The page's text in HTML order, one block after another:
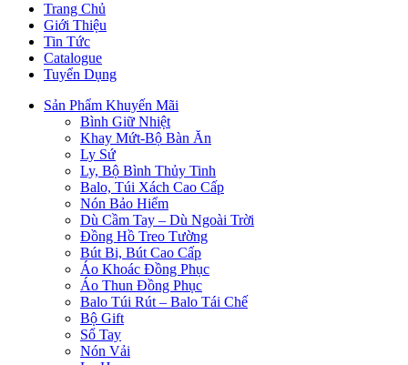
Trang Chủ
Giới Thiệu
Tin Tức
Catalogue
Tuyển Dụng
Sản Phẩm Khuyến Mãi
Bình Giữ Nhiệt
Khay Mứt-Bộ Bàn Ăn
Ly Sứ
Ly, Bộ Bình Thủy Tinh
Balo, Túi Xách Cao Cấp
Nón Bảo Hiểm
Dù Cầm Tay – Dù Ngoài Trời
Đồng Hồ Treo Tường
Bút Bi, Bút Cao Cấp
Áo Khoác Đồng Phục
Áo Thun Đồng Phục
Balo Túi Rút – Balo Tái Chế
Bộ Gift
Sổ Tay
Nón Vải